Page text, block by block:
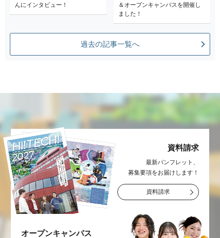
んにインタビュー！
＆オープンキャンパスを開催し
ました！
過去の記事一覧へ
資料請求
最新パンフレット、
募集要項をお届け します！
資料請求
オープンキャンパス